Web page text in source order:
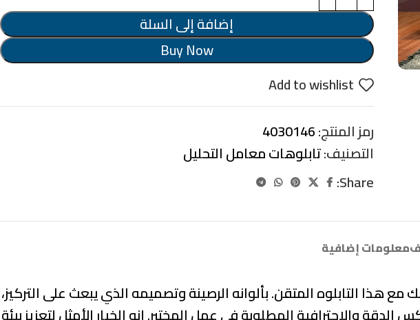
إضافة إلى السلة
Buy Now
Add to wishlist
رمز المنتج:4030146
التصنيف:تابلوهات معامل التحليل
Share:
معلومات إضافية
هذا التابلوه المتقن. بألوانه الرصينة وتصميمه الذي يبعث على التركيز،
والاحترافية المطلوبة في عمل المختبر. إنه الخيار الأمثل لتعزيز بيئة